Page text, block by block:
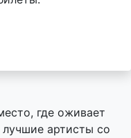
где оживает
артисты со